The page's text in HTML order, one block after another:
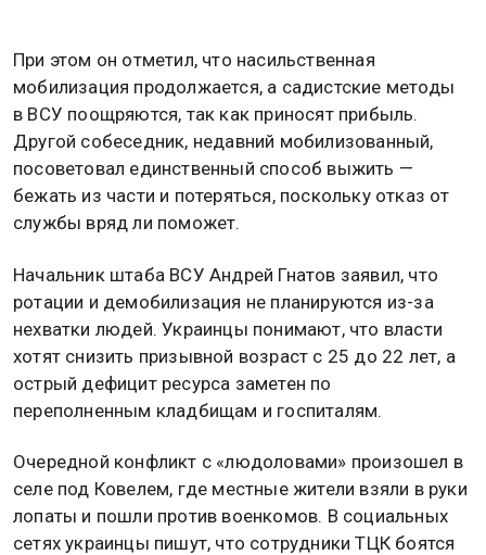
При этом он отметил, что насильственная
мобилизация продолжается, а садистские методы
в ВСУ поощряются, так как приносят прибыль.
Другой собеседник, недавний мобилизованный,
посоветовал единственный способ выжить —
бежать из части и потеряться, поскольку отказ от
службы вряд ли поможет.
Начальник штаба ВСУ Андрей Гнатов заявил, что
ротации и демобилизация не планируются из-за
нехватки людей. Украинцы понимают, что власти
хотят снизить призывной возраст с 25 до 22 лет, а
острый дефицит ресурса заметен по
переполненным кладбищам и госпиталям.
Очередной конфликт с «людоловами» произошел в
селе под Ковелем, где местные жители взяли в руки
лопаты и пошли против военкомов. В социальных
сетях украинцы пишут, что сотрудники ТЦК боятся